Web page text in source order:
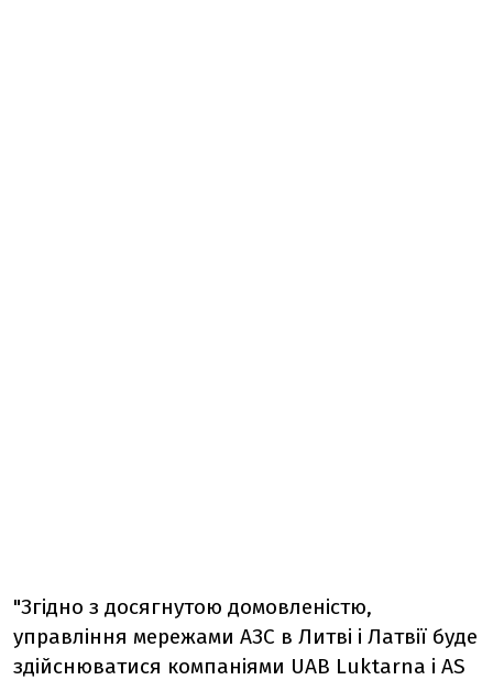
"Згідно з досягнутою домовленістю,
управління мережами АЗС в Литві і Латвії буде
здійснюватися компаніями UAB Luktarna і AS